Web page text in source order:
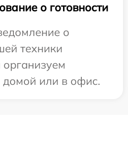
о готовности
о
техники
домой или в офис.